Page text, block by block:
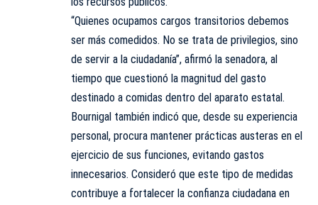
“Quienes ocupamos cargos transitorios debemos
ser más comedidos. No se trata de privilegios, sino
de servir a la ciudadanía”, afirmó la senadora, al
tiempo que cuestionó la magnitud del gasto
destinado a comidas dentro del aparato estatal.
Bournigal también indicó que, desde su experiencia
personal, procura mantener prácticas austeras en el
ejercicio de sus funciones, evitando gastos
innecesarios. Consideró que este tipo de medidas
contribuye a fortalecer la confianza ciudadana en